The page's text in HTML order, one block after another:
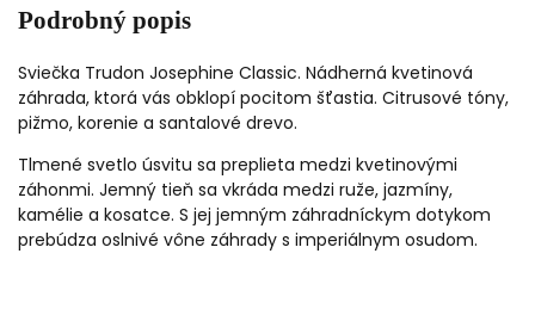
Podrobný popis
Sviečka Trudon Josephine Classic. Nádherná kvetinová
záhrada, ktorá vás obklopí pocitom šťastia. Citrusové tóny,
pižmo, korenie a santalové drevo.
Tlmené svetlo úsvitu sa preplieta medzi kvetinovými
záhonmi. Jemný tieň sa vkráda medzi ruže, jazmíny,
kamélie a kosatce. S jej jemným záhradníckym dotykom
prebúdza oslnivé vône záhrady s imperiálnym osudom.